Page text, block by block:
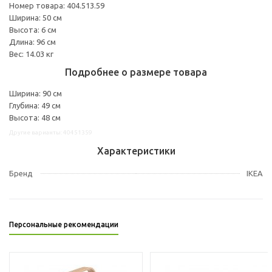
Номер товара: 404.513.59
Ширина: 50 см
Высота: 6 см
Длина: 96 см
Вес: 14.03 кг
Подробнее о размере товара
Ширина: 90 см
Глубина: 49 см
Высота: 48 см
Характеристики
Бренд IKEA
Персональные рекомендации